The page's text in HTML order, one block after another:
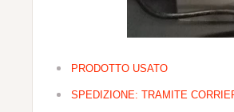
PRODOTTO USATO
SPEDIZIONE: TRAMITE